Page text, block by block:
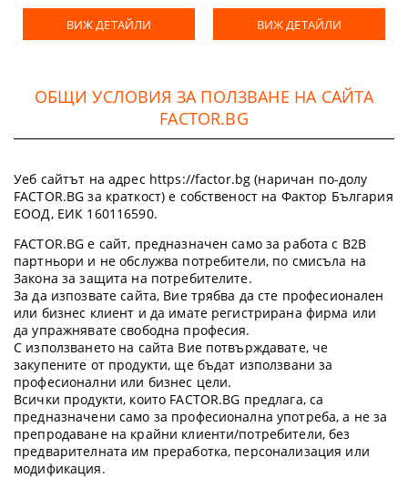
ВИЖ ДЕТАЙЛИ ВИЖ ДЕТАЙЛИ
ОБЩИ УСЛОВИЯ ЗА ПОЛЗВАНЕ НА САЙТА
FACTOR.BG
Уеб сайтът на адрес https://factor.bg (наричан по-долу
FACTOR.BG за краткост) е собственост на Фактор България
ЕООД, ЕИК 160116590.
FACTOR.BG е сайт, предназначен само за работа с B2B
партньори и не обслужва потребители, по смисъла на
Закона за защита на потребителите.
За да изпозвате сайта, Вие трябва да сте професионален
или бизнес клиент и да имате регистрирана фирма или
да упражнявате свободна професия.
С използването на сайта Вие потвърждавате, че
закупените от продукти, ще бъдат използвани за
професионални или бизнес цели.
Всички продукти, които FACTOR.BG предлага, са
предназначени само за професионална употреба, а не за
препродаване на крайни клиенти/потребители, без
предварителната им преработка, персонализация или
модификация.